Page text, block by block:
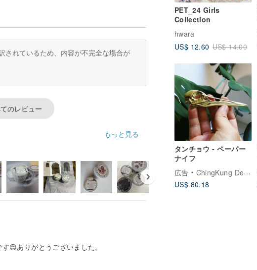
PET_24 Girls
Collection
hwara
US$ 12.60 US$ 14.00
タンチョウ - ペーパー
ナイフ
広告
ChingKung Design
US$ 80.18
されているため、内容が不完全な場合が
のレビュー
もっと見る
😍ありがとうございました。